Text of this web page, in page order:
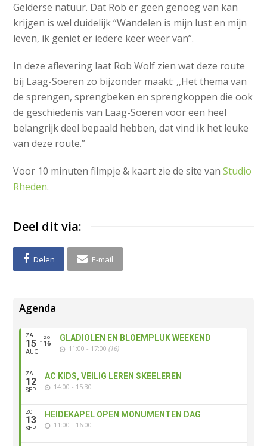
Gelderse natuur. Dat Rob er geen genoeg van kan
krijgen is wel duidelijk “Wandelen is mijn lust en mijn
leven, ik geniet er iedere keer weer van”.
In deze aflevering laat Rob Wolf zien wat deze route
bij Laag-Soeren zo bijzonder maakt: ,,Het thema van
de sprengen, sprengbeken en sprengkoppen die ook
de geschiedenis van Laag-Soeren voor een heel
belangrijk deel bepaald hebben, dat vind ik het leuke
van deze route.”
Voor 10 minuten filmpje & kaart zie de site vanStudio
Rheden.
Deel dit via:
Delen E-mail
Agenda
ZA
15
AUG
ZO
16
GLADIOLEN EN BLOEMPLUK WEEKEND
11:00 - 17:00(16)
ZA
12
SEP
AC KIDS, VEILIG LEREN SKEELEREN
14:00 - 15:30
ZO
13
SEP
HEIDEKAPEL OPEN MONUMENTEN DAG
11:00 - 16:00